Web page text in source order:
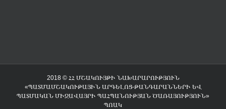
2018 © ՀՀ ՄՇԱԿՈՒՅԹԻ ՆԱԽԱՐԱՐՈՒԹՅՈՒՆ
«ՊԱՏՄԱՄՇԱԿՈՒԹԱՅԻՆ ԱՐԳԵԼՈՑ-ԹԱՆԳԱՐԱՆՆԵՐԻ ԵՎ
ՊԱՏՄԱԿԱՆ ՄԻՋԱՎԱՅՐԻ ՊԱՀՊԱՆՈՒԹՅԱՆ ԾԱՌԱՅՈՒԹՅՈՒՆ»
ՊՈԱԿ